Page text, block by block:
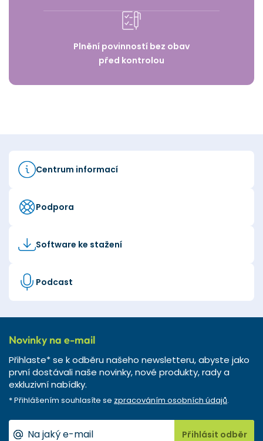
Plnění povinností bez obav
před kontrolou
Centrum informací
Podpora
Software ke stažení
Podcast
Novinky na e-mail
Přihlaste* se k odběru našeho newsletteru, abyste jako
první dostávali naše novinky, nové produkty, rady a
exkluzivní nabídky.
* Přihlášením souhlasíte se zpracováním osobních údajů.
Přihlásit odběr